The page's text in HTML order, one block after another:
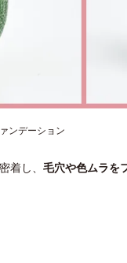
ンデーション
着し、 毛穴や色ムラを